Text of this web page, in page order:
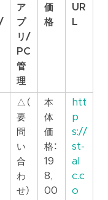
ア
プ
リ/
PC
管
理
価
格
UR
L
△（
要
問
い
合
わ
せ）
本
体
価
格：
19
8,
00
htt
p
s://
st-
al
c.c
o